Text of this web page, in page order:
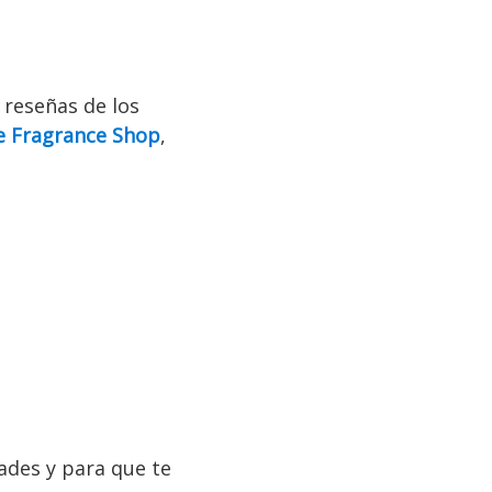
de los
Fragrance Shop,
y para que te